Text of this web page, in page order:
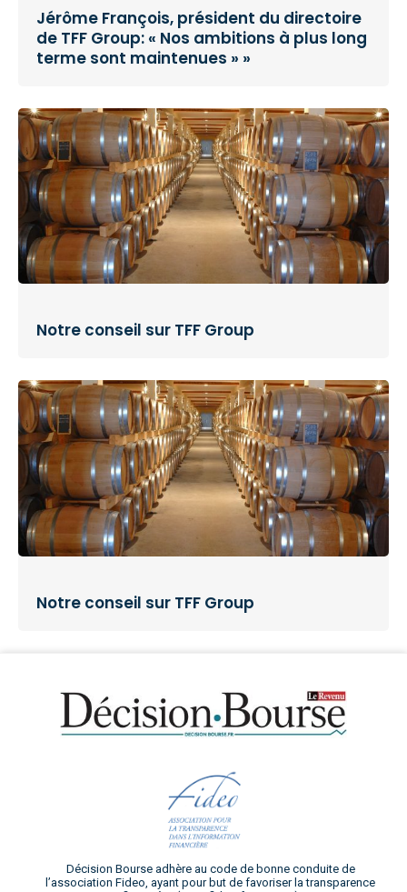
Jérôme François, président du directoire
de TFF Group: « Nos ambitions à plus long
terme sont maintenues » »
Notre conseil sur TFF Group
Notre conseil sur TFF Group
Décision Bourse adhère au code de bonne conduite de
l’association Fideo, ayant pour but de favoriser la transparence